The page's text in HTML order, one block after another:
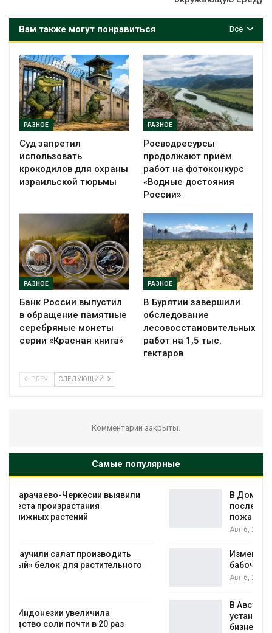
Все
Вам также могут понравиться
РАЗНОЕ
Суд запретил
использовать
крокодилов для охраны
израильской тюрьмы
РАЗНОЕ
Росводресурсы
продолжают приём
работ на фотоконкурс
«Водные достояния
России»
РАЗНОЕ
Банк России выпустил
в обращение памятные
серебряные монеты
серии «Красная книга»
РАЗНОЕ
В Бурятии завершили
обследование
лесовосстановительных
работ на 1,5 тыс.
гектаров
PREV СЛЕДУЮЩИЙ
Комментарии закрыты.
Самые популярные
В Домодедове ликвидируют
последствия разлива химикатов после
пожара на складе
Изменение климата меняет ареалы
бабочек по всему миру
установки солнечных панелей для
бизнеса